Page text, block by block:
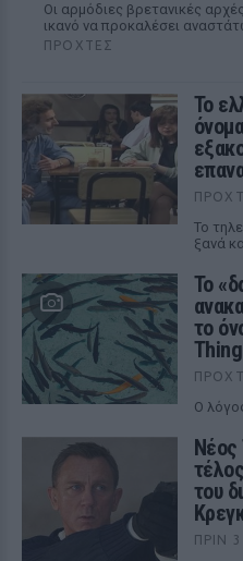
Οι αρμόδιες βρετανικές
ικανό να προκαλέσει
ΠΡΟΧΤΈΣ
Το
Το
ξανά
Το
το
Ο
Νέος
του
ΠΡΙΝ